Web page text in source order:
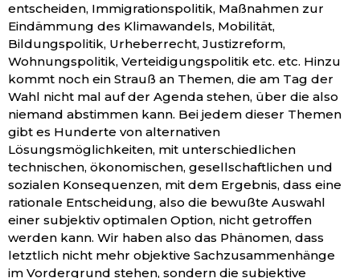
entscheiden, Immigrationspolitik, Maßnahmen zur
Eindämmung des Klimawandels, Mobilität,
Bildungspolitik, Urheberrecht, Justizreform,
Wohnungspolitik, Verteidigungspolitik etc. etc. Hinzu
kommt noch ein Strauß an Themen, die am Tag der
Wahl nicht mal auf der Agenda stehen, über die also
niemand abstimmen kann. Bei jedem dieser Themen
gibt es Hunderte von alternativen
Lösungsmöglichkeiten, mit unterschiedlichen
technischen, ökonomischen, gesellschaftlichen und
sozialen Konsequenzen, mit dem Ergebnis, dass eine
rationale Entscheidung, also die bewußte Auswahl
einer subjektiv optimalen Option, nicht getroffen
werden kann. Wir haben also das Phänomen, dass
letztlich nicht mehr objektive Sachzusammenhänge
im Vordergrund stehen, sondern die subjektive